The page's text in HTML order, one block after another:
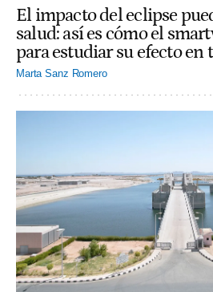
El impacto del eclipse
salud: así es cómo el
para estudiar su efecto en
Marta Sanz Romero